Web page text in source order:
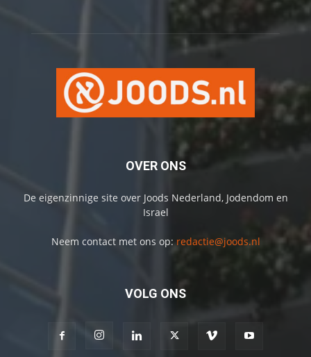
OVER ONS
De eigenzinnige site over Joods Nederland, Jodendom en
Israel
Neem contact met ons op: redactie@joods.nl
VOLG ONS